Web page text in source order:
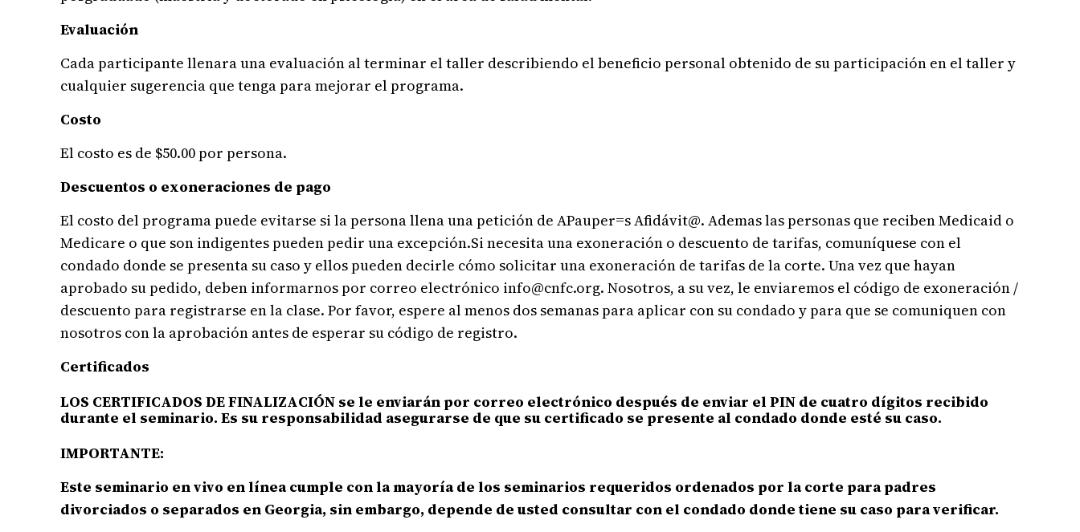
Evaluación
Cada participante llenara una evaluación al terminar el taller describiendo el beneficio personal obtenido de su participación en el taller y
cualquier sugerencia que tenga para mejorar el programa.
Costo
El costo es de $50.00 por persona.
Descuentos o exoneraciones de pago
El costo del programa puede evitarse si la persona llena una petición de APauper=s Afidávit@. Ademas las personas que reciben Medicaid o
Medicare o que son indigentes pueden pedir una excepción.Si necesita una exoneración o descuento de tarifas, comuníquese con el
condado donde se presenta su caso y ellos pueden decirle cómo solicitar una exoneración de tarifas de la corte. Una vez que hayan
aprobado su pedido, deben informarnos por correo electrónico info@cnfc.org. Nosotros, a su vez, le enviaremos el código de exoneración /
descuento para registrarse en la clase. Por favor, espere al menos dos semanas para aplicar con su condado y para que se comuniquen con
nosotros con la aprobación antes de esperar su código de registro.
Certificados
LOS CERTIFICADOS DE FINALIZACIÓN se le enviarán por correo electrónico después de enviar el PIN de cuatro dígitos recibido
durante el seminario. Es su responsabilidad asegurarse de que su certificado se presente al condado donde esté su caso.
IMPORTANTE:
Este seminario en vivo en línea cumple con la mayoría de los seminarios requeridos ordenados por la corte para padres
divorciados o separados en Georgia, sin embargo, depende de usted consultar con el condado donde tiene su caso para verificar.